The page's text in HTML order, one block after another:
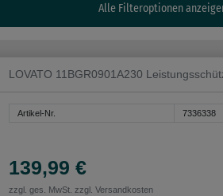
Alle Filteroptionen
LOVATO 11BGR0901A230
Artikel-Nr. 7336338
139,99 €
zzgl. ges. MwSt. zzgl. Versandkosten